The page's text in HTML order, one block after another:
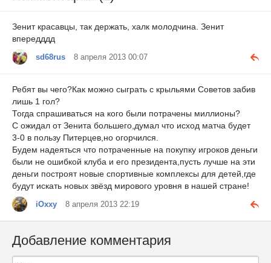
Зенит красавцы, так держать, халк молодчина. Зенит
впередддд
sd68rus 8 апреля 2013 00:07
Ребят вы чего?Как можно сыграть с крыльями Советов забив
лишь 1 гол?
Тогда спрашиваться на кого были потрачены миллионы?
С ожидал от Зенита большего,думал что исход матча будет
3-0 в пользу Питерцев,но огорчился.
Будем надеяться что потраченные на покупку игроков деньги
были не ошибкой клуба и его президента,пусть лучше на эти
деньги построят новые спортивные комплексы для детей,где
будут искать новых звёзд мирового уровня в нашей стране!
iOxxy 8 апреля 2013 22:19
Добавление комментария